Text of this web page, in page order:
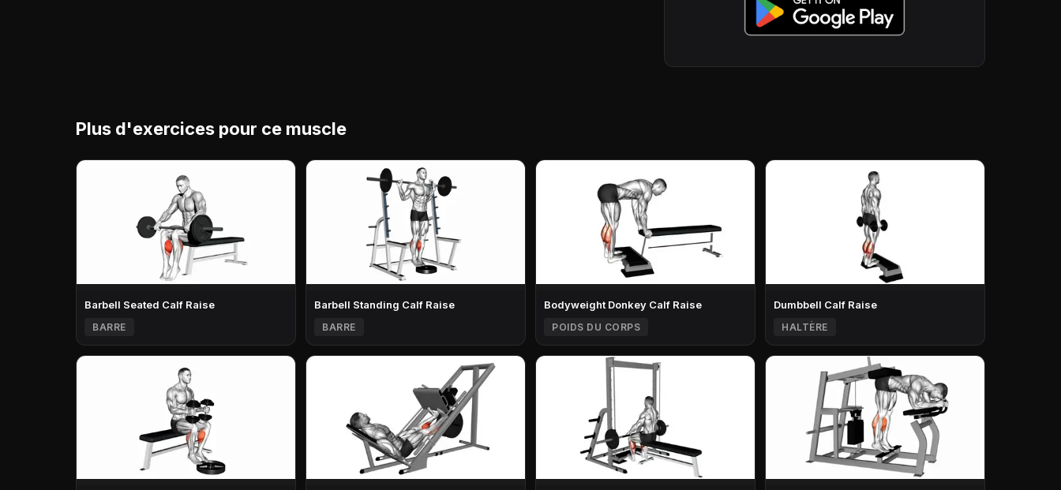
Plus d'exercices pour ce muscle
Barbell Seated Calf Raise
BARRE
Barbell Standing Calf Raise
BARRE
Bodyweight Donkey Calf Raise
POIDS DU CORPS
Dumbbell Calf Raise
HALTÈRE